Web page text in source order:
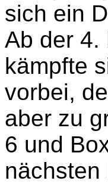
sich ein
Ab der 4.
kämpfte
vorbei,
aber zu
6 und
nächsten